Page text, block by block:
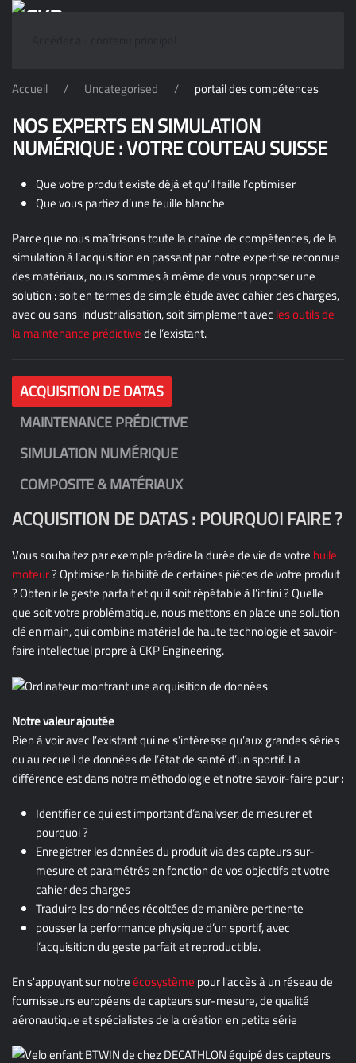
Accueil Uncategorised portail des compétences
NOS EXPERTS EN SIMULATION
NUMÉRIQUE : VOTRE COUTEAU SUISSE
Que votre produit existe déjà et qu’il faille l’optimiser
Que vous partiez d’une feuille blanche
Parce que nous maîtrisons toute la chaîne de compétences, de la
simulation à l’acquisition en passant par notre expertise reconnue
des matériaux, nous sommes à même de vous proposer une
solution : soit en termes de simple étude avec cahier des charges,
avec ou sans industrialisation, soit simplement avec les outils de
la maintenance prédictivede l’existant.
ACQUISITION DE DATAS
MAINTENANCE PRÉDICTIVE
SIMULATION NUMÉRIQUE
COMPOSITE & MATÉRIAUX
ACQUISITION DE DATAS : POURQUOI FAIRE ?
Vous souhaitez par exemple prédire la durée de vie de votre huile
moteur? Optimiser la fiabilité de certaines pièces de votre produit
? Obtenir le geste parfait et qu’il soit répétable à l’infini ? Quelle
que soit votre problématique, nous mettons en place une solution
clé en main, qui combine matériel de haute technologie et savoir-
faire intellectuel propre à CKP Engineering.
Notre valeur ajoutée
Rien à voir avec l’existant qui ne s’intéresse qu’aux grandes séries
ou au recueil de données de l’état de santé d’un sportif. La
différence est dans notre méthodologie et notre savoir-faire pour:
Identifier ce qui est important d’analyser, de mesurer et
pourquoi ?
Enregistrer les données du produit via des capteurs sur-
mesure et paramétrés en fonction de vos objectifs et votre
cahier des charges
Traduire les données récoltées de manière pertinente
pousser la performance physique d’un sportif, avec
l’acquisition du geste parfait et reproductible.
En s'appuyant sur notreécosystème pour l'accès à un réseau de
fournisseurs européens de capteurs sur-mesure, de qualité
aéronautique et spécialistes de la création en petite série